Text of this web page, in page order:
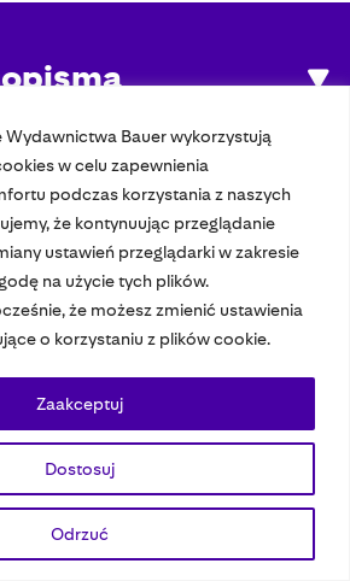
Wydawnictwa Bauer wykorzystują
w celu zapewnienia
podczas korzystania z naszych
że kontynuując przeglądanie
ustawień przeglądarki w zakresie
na użycie tych plików.
że możesz zmienić ustawienia
o korzystaniu z plików cookie.
Dostosuj
Odrzuć
Zaakceptuj
All Rights Reserved.
osobowe Wydawca EMFA